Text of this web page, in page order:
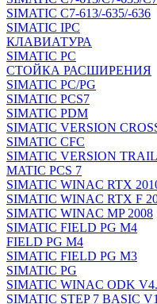
SIMATIC C7-613/-635/-636
SIMATIC IPC
КЛАВИАТУРА
SIMATIC PC
СТОЙКА РАСШИРЕНИЯ
SIMATIC PC/PG
SIMATIC PCS7
SIMATIC PDM
SIMATIC VERSION
SIMATIC CFC
SIMATIC VERSION TRAIL
MATIC PCS 7
SIMATIC WINAC RTX
SIMATIC WINAC RTX F
SIMATIC WINAC MP 2008
SIMATIC FIELD PG M4
FIELD PG M4
SIMATIC FIELD PG M3
SIMATIC PG
SIMATIC WINAC ODK
SIMATIC STEP 7 BASIC